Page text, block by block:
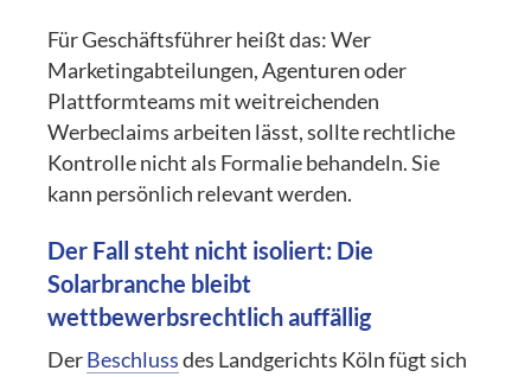
Für Geschäftsführer heißt das: Wer
Marketingabteilungen, Agenturen oder
Plattformteams mit weitreichenden
Werbeclaims arbeiten lässt, sollte rechtliche
Kontrolle nicht als Formalie behandeln. Sie
kann persönlich relevant werden.
Der Fall steht nicht isoliert: Die
Solarbranche bleibt
wettbewerbsrechtlich auffällig
DerBeschlussdes Landgerichts Köln fügt sich